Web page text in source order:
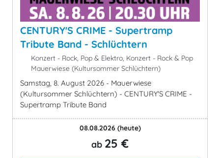
CENTURY'S CRIME - Supertramp
Tribute Band - Schlüchtern
Konzert - Rock, Pop & Elektro, Konzert - Rock & Pop
Mauerwiese (Kultursommer Schlüchtern)
Samstag, 8. August 2026 - Mauerwiese
(Kultursommer Schlüchtern) - CENTURY'S CRIME -
Supertramp Tribute Band
08.08.2026 (heute)
ab 25 €